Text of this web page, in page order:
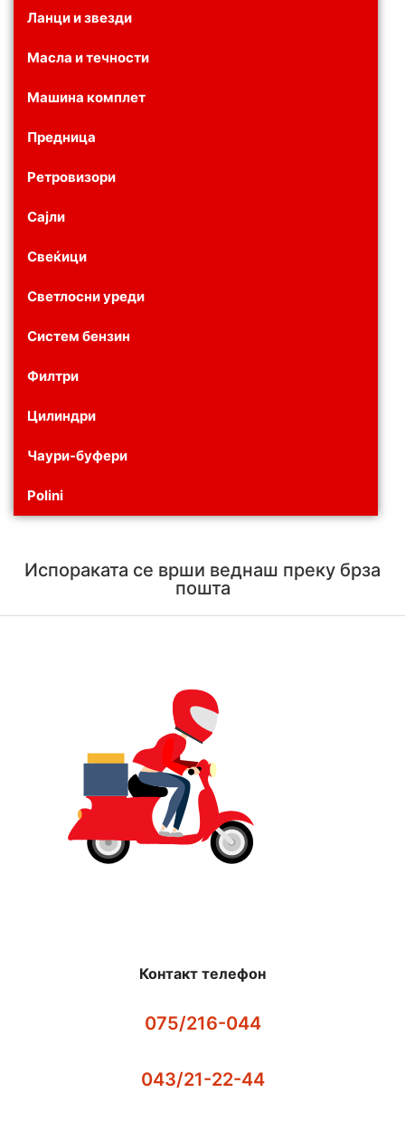
Ланци и звезди
Масла и течности
Машина комплет
Предница
Ретровизори
Сајли
Свеќици
Светлосни уреди
Систем бензин
Филтри
Цилиндри
Чаури-буфери
Polini
Испораката се врши веднаш преку брза
пошта
Контакт телефон
075/216-044
043/21-22-44